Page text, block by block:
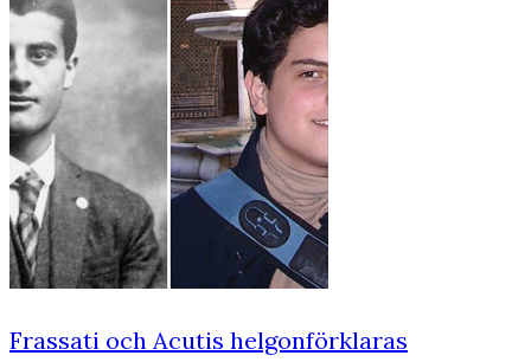
Frassati och Acutis helgonförklaras